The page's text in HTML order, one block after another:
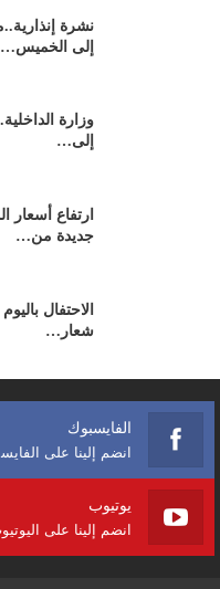
نشرة
إلى الخميس…
وزارة
إلى…
ارتفاع أسعار
جديدة من…
الاحتفال
شعار…
الفايسبوك
يوتيوب
انضم إلينا على